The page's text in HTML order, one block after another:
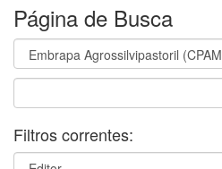
Página de Busca
Filtros correntes: